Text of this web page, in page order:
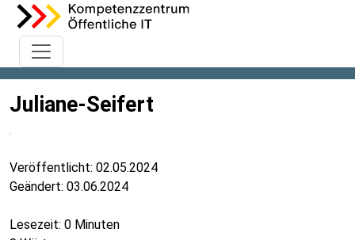
Juliane-Seifert
Veröffentlicht: 02.05.2024
Geändert: 03.06.2024
Lesezeit: 0 Minuten